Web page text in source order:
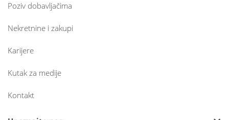
Poziv dobavljačima
Nekretnine i zakupi
Karijere
Kutak za medije
Kontakt